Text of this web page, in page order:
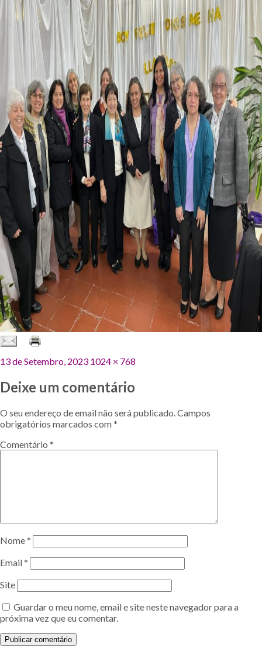
Publicado
13 de Setembro, 2023 Tamanho
1024 × 768
Deixe um comentário
O seu endereço de email não será publicado.Campos
obrigatórios marcados com*
Comentário *
Nome*
Email*
Site
Guardar o meu nome, email e site neste navegador para a
próxima vez que eu comentar.